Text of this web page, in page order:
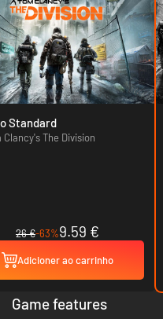
Standard
Clancy's The Division
26 €-63%9.59 €
Adicioner ao carrinho
Game features